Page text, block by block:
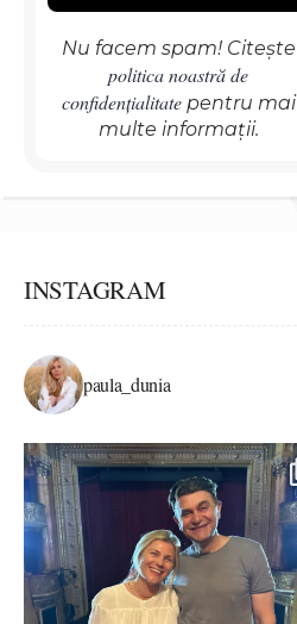
Nu facem spam! Citește
politica noastră de
confidențialitatepentru mai
multe informații.
INSTAGRAM
paula_dunia